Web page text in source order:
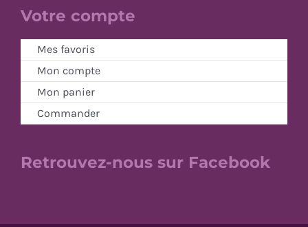
Votre compte
Mes favoris
Mon compte
Mon panier
Commander
Retrouvez-nous sur Facebook